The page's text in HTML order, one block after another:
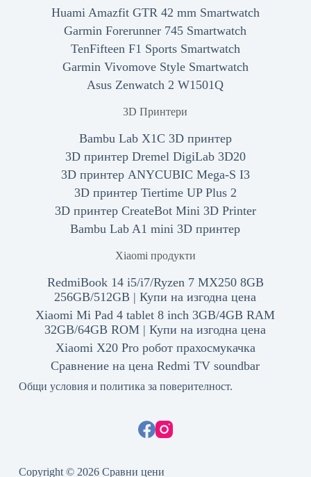
Huami Amazfit GTR 42 mm Smartwatch
Garmin Forerunner 745 Smartwatch
TenFifteen F1 Sports Smartwatch
Garmin Vivomove Style Smartwatch
Asus Zenwatch 2 W1501Q
3D Принтери
Bambu Lab X1C 3D принтер
3D принтер Dremel DigiLab 3D20
3D принтер ANYCUBIC Mega-S I3
3D принтер Tiertime UP Plus 2
3D принтер CreateBot Mini 3D Printer
Bambu Lab A1 mini 3D принтер
Xiaomi продукти
RedmiBook 14 i5/i7/Ryzen 7 MX250 8GB
256GB/512GB | Купи на изгодна цена
Xiaomi Mi Pad 4 tablet 8 inch 3GB/4GB RAM
32GB/64GB ROM | Купи на изгодна цена
Xiaomi X20 Pro робот прахосмукачка
Сравнение на цена Redmi TV soundbar
Общи условия и политика за поверителност.
Copyright © 2026 Сравни цени